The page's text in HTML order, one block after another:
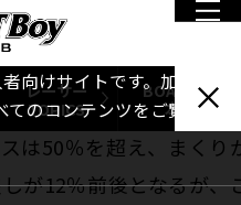
レーサー
TOPICS
BOATBoy
本誌
向けサイトです。加入者番
のコンテンツをご覧いただ
の合わせ技。自分より
うえで内にいる艇を差
は50％を超え、まくり
が12％前後となるが、